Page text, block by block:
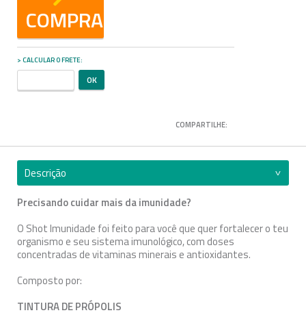
COMPRAR
CALCULAR O FRETE
COMPARTILHE:
Descrição
Precisando cuidar mais da imunidade?
O Shot Imunidade foi feito para você que quer fortalecer o teu
organismo e seu sistema imunológico, com doses
concentradas de vitaminas minerais e antioxidantes.
Composto por:
TINTURA DE PRÓPOLIS